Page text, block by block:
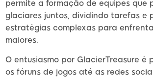
permite a formação de equipes que
glaciares juntos, dividindo tarefas e
estratégias complexas para
maiores.
O entusiasmo por GlacierTreasure é
os fóruns de jogos até as redes